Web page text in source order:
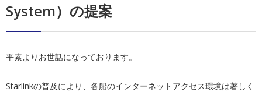
System）の提案
平素よりお世話になっております。
Starlinkの普及により、各船のインターネットアクセス環境は著しく